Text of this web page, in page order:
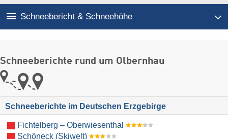
Schneebericht & Schneehöhe
Schneeberichte rund um Olbernhau
Schneeberichte im Deutschen Erzgebirge
Fichtelberg – Oberwiesenthal
Schöneck (Skiwelt)